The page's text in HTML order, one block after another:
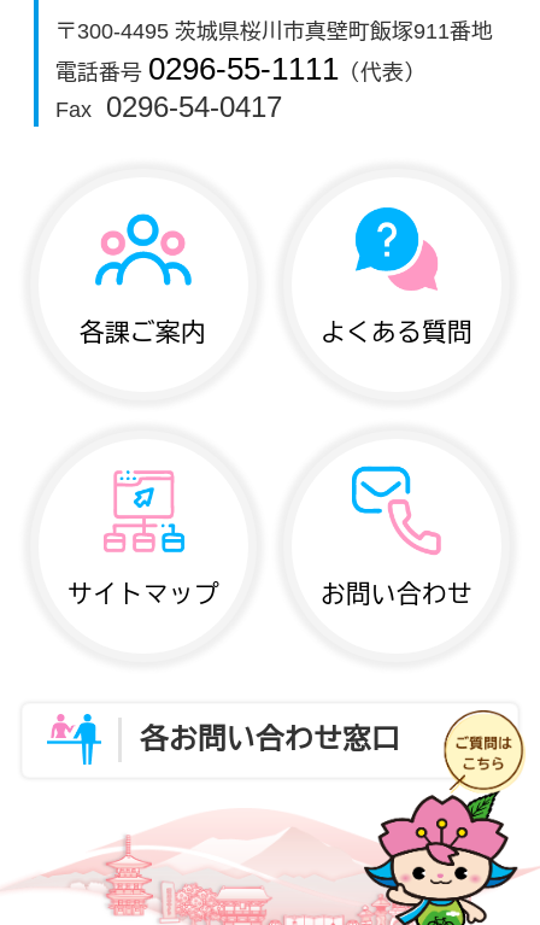
〒300-4495 茨城県桜川市真壁町飯塚911番地
電話番号 0296-55-1111 （代表）
Fax
0296-54-0417
各課ご案内 よくある質問
サイトマップ お問い合わせ
各お問い合わせ窓口